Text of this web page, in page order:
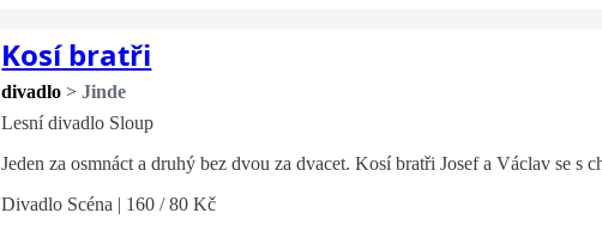
Kosí bratři
divadlo >Jinde
Lesní divadlo Sloup
Jeden za osmnáct a druhý bez dvou za dvacet. Kosí bratři Josef a Václav se s
Divadlo Scéna | 160 / 80 Kč